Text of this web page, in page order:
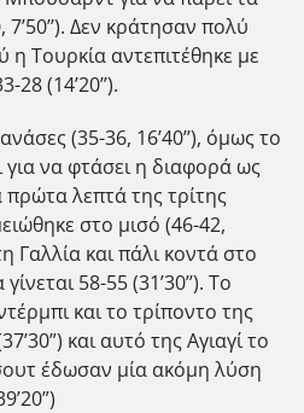
Δεν κράτησαν πολύ
Τουρκία αντεπιτέθηκε με
28 (14’20’’).
(35-36, 16’40’’), όμως το
για να φτάσει η διαφορά ως
πρώτα λεπτά της τρίτης
στο μισό (46-42,
Γαλλία και πάλι κοντά στο
58-55 (31’30’’). Το
ντέρμπι και το τρίποντο της
και αυτό της Αγιαγί το
έδωσαν μία ακόμη λύση